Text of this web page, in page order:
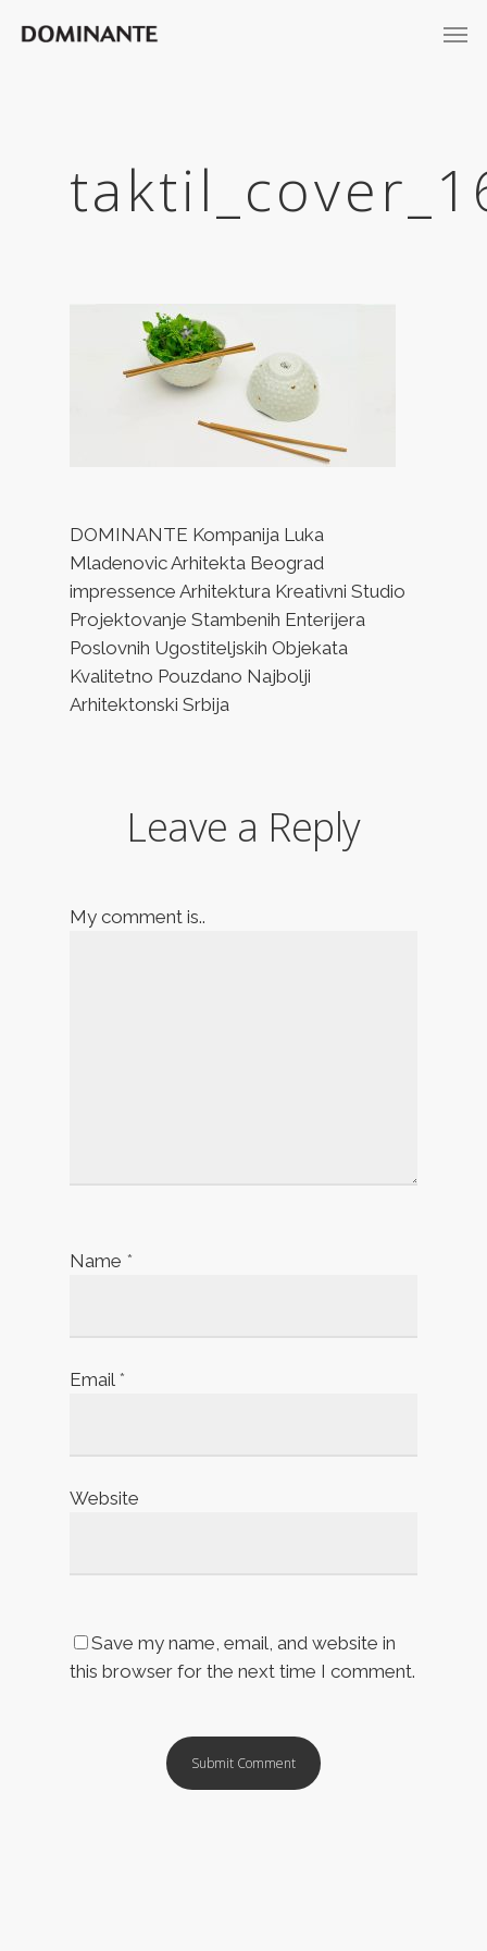
DOMINANTE Kompanija Luka
Mladenovic Arhitekta Beograd
impressence Arhitektura Kreativni Studio
Projektovanje Stambenih Enterijera
Poslovnih Ugostiteljskih Objekata
Kvalitetno Pouzdano Najbolji
Arhitektonski Srbija
Leave a Reply
My comment is..
Name *
Email *
Website
Save my name, email, and website in
this browser for the next time I comment.